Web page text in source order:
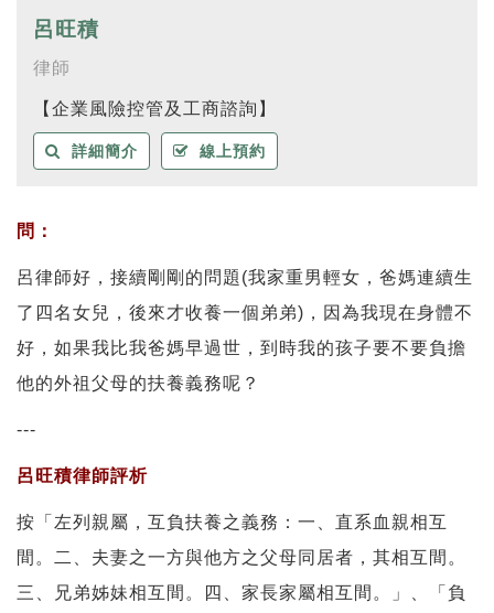
呂旺積
律師
【企業風險控管及工商諮詢】
詳細簡介 線上預約
問：
呂律師好，接續剛剛的問題(我家重男輕女，爸媽連續生
了四名女兒，後來才收養一個弟弟)，因為我現在身體不
好，如果我比我爸媽早過世，到時我的孩子要不要負擔
他的外祖父母的扶養義務呢？
---
呂旺積律師評析
按「左列親屬，互負扶養之義務：一、直系血親相互
間。二、夫妻之一方與他方之父母同居者，其相互間。
三、兄弟姊妹相互間。四、家長家屬相互間。」、「負